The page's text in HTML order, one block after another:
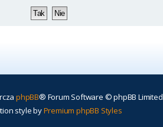
phpBB® Forum Software © phpBB Limited
style byPremium phpBB Styles